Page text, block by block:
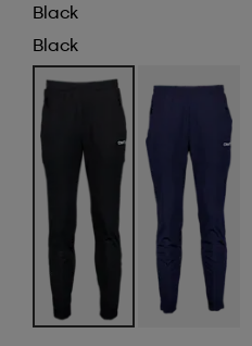
Black
Black